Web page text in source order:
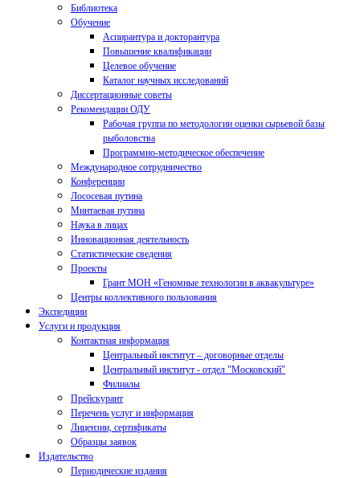
Библиотека
Обучение
Аспирантура и докторантура
Повышение квалификации
Целевое обучение
Каталог научных исследований
Диссертационные советы
Рекомендации ОДУ
Рабочая группа по методологии оценки сырьевой базы
рыболовства
Программно-методическое обеспечение
Международное сотрудничество
Конференции
Лососевая путина
Минтаевая путина
Наука в лицах
Инновационная деятельность
Статистические сведения
Проекты
Грант МОН «Геномные технологии в аквакультуре»
Центры коллективного пользования
Экспедиции
Услуги и продукция
Контактная информация
Центральный институт – договорные отделы
Центральный институт - отдел "Московский"
Филиалы
Прейскурант
Перечень услуг и информация
Лицензии, сертификаты
Образцы заявок
Издательство
Периодические издания